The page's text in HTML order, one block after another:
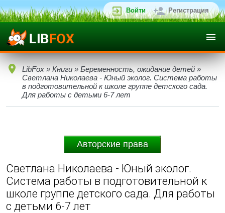
Войти Регистрация
LibFox » Книги » Беременность, ожидание детей »
Светлана Николаева - Юный эколог. Система работы
в подготовительной к школе группе детского сада.
Для работы с детьми 6-7 лет
Авторские права
Светлана Николаева - Юный эколог.
Система работы в подготовительной к
школе группе детского сада. Для работы
с детьми 6-7 лет